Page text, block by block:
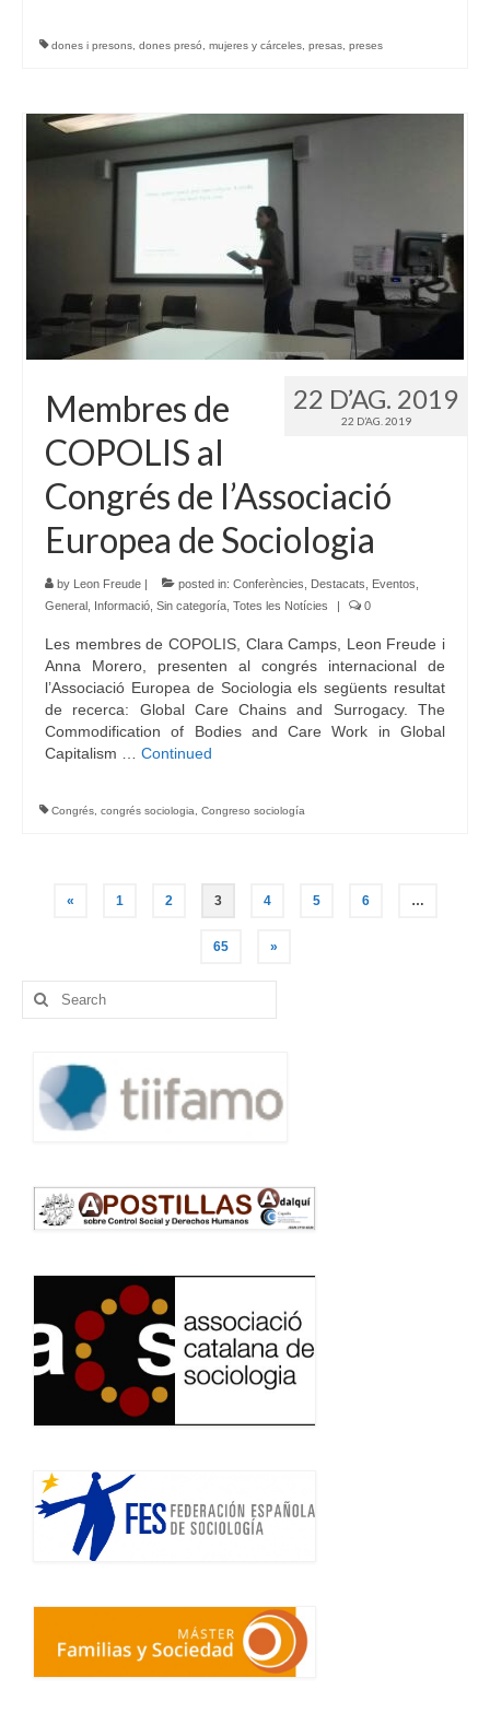
dones i presons dones presó mujeres y cárceles presas preses
22 D’AG. 2019
22 D’AG. 2019
Membres de
COPOLIS al
Congrés de l’Associació
Europea de Sociologia
by Leon Freude | posted in: Conferències Destacats Eventos
General Informació Sin categoría Totes les Notícies | 0
Les membres de COPOLIS, Clara Camps, Leon Freude i
Anna Morero, presenten al congrés internacional de
l’Associació Europea de Sociologia els següents resultat
de recerca: Global Care Chains and Surrogacy. The
Commodification of Bodies and Care Work in Global
Capitalism … Continued
Congrés congrés sociologia Congreso sociología
Navegació
« 1 2 3 4 5 6 …
65 »
Search
for: